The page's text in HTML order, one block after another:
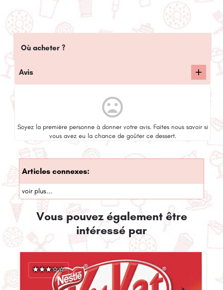
Où acheter ?
Avis
mood_bad
Soyez la première personne à donner votre avis. Faites nous savoir si
vous avez eu la chance de goûter ce dessert.
Articles connexes:
voir plus...
Vous pouvez également être
intéressé par